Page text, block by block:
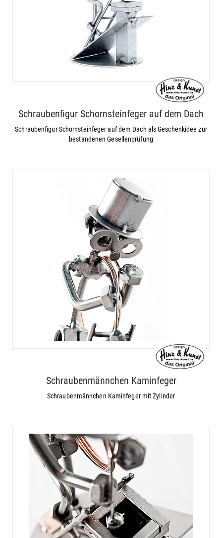
Schraubenfigur Schornsteinfeger auf dem Dach
Schraubenfigur Schornsteinfeger auf dem Dach als Geschenkidee zur
bestandenen Gesellenprüfung
Schraubenmännchen Kaminfeger
Schraubenmännchen Kaminfeger mit Zylinder